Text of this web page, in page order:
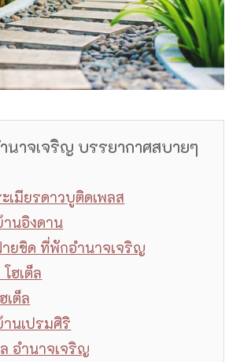
นาจเจริญ บรรยากาศสบายๆ
เมียรดาวบูติดเพลส
านอิงดาน
ายขิด ที่พักอำนาจเจริญ
ฮเต็ล
เต็ล
นเปรมศิริ
อำนาจเจริญ